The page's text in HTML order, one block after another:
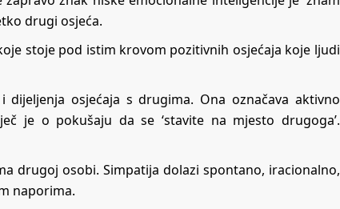
drugi osjeća.
stoje pod istim krovom pozitivnih osjećaja koje ljudi
dijeljenja osjećaja s drugima. Ona označava aktivno
je o pokušaju da se ‘stavite na mjesto drugoga’.
drugoj osobi. Simpatija dolazi spontano, iracionalno,
naporima.